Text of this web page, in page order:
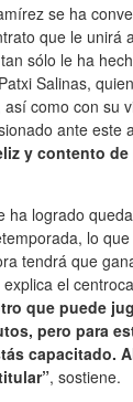
se ha
que le unirá
sólo le ha
Salinas,
como con su
ante este
y contento
ha logrado
lo
tendrá que
el
que puede
pero para
capacitado.
, sostiene.